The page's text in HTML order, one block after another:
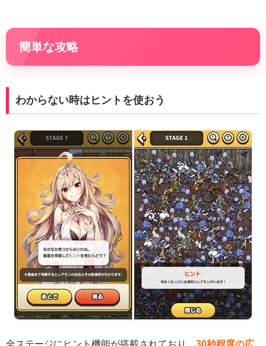
簡単な攻略
わからない時はヒントを使おう
全ステージにヒント機能が搭載されており、 30秒程度の広